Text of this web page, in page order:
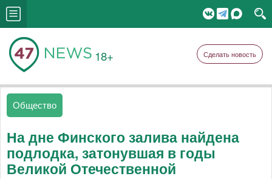
18+ Сделать новость
Общество
На дне Финского залива найдена
подлодка, затонувшая в годы
Великой Отечественной